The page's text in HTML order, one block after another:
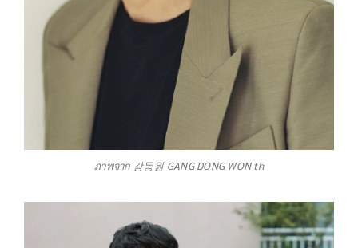
ภาพจาก 강동원 GANG DONG WON th